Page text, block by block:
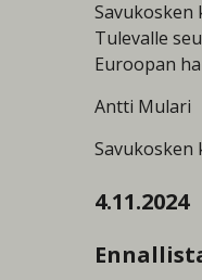
Savukosken
Tulevalle
Euroopan
Antti Mulari
Savukosken
4.11.2024